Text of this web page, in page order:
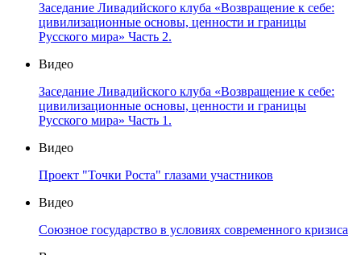
Заседание Ливадийского клуба «Возвращение к себе:
цивилизационные основы, ценности и границы
Русского мира» Часть 2.
Видео
Заседание Ливадийского клуба «Возвращение к себе:
цивилизационные основы, ценности и границы
Русского мира» Часть 1.
Видео
Проект "Точки Роста" глазами участников
Видео
Союзное государство в условиях современного кризиса